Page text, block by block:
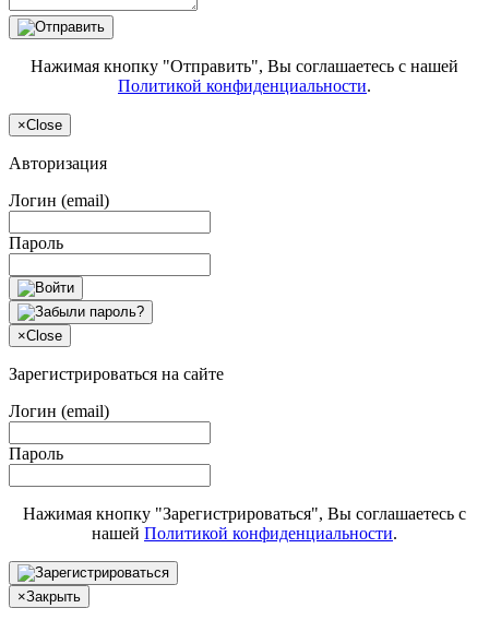
Нажимая кнопку "Отправить", Вы соглашаетесь с нашей
Политикой конфиденциальности.
×Close
Авторизация
Логин (email)
Пароль
×Close
Зарегистрироваться на сайте
Логин (email)
Пароль
Нажимая кнопку "Зарегистрироваться", Вы соглашаетесь с
нашей Политикой конфиденциальности.
×Закрыть